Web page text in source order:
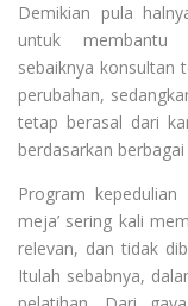
Demikian pula
untuk membantu
sebaiknya konsultan
perubahan,
tetap berasal dari
berdasarkan
Program
meja’ sering kali
relevan, dan tidak
Itulah sebabnya,